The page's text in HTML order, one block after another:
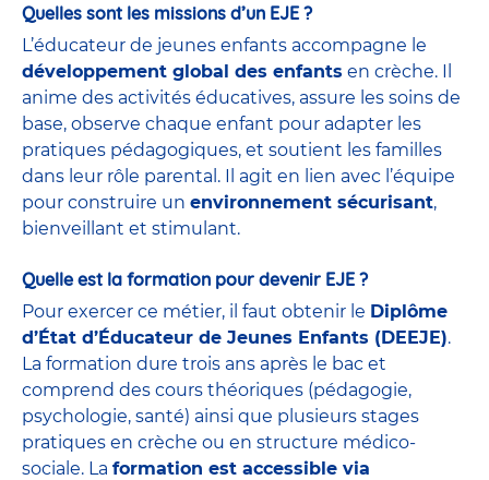
Quelles sont les missions d’un EJE ?
L’éducateur de jeunes enfants accompagne le
développement global des enfants en crèche. Il
anime des activités éducatives, assure les soins de
base, observe chaque enfant pour adapter les
pratiques pédagogiques, et soutient les familles
dans leur rôle parental. Il agit en lien avec l’équipe
pour construire un environnement sécurisant,
bienveillant et stimulant.
Quelle est la formation pour devenir EJE ?
Pour exercer ce métier, il faut obtenir le Diplôme
d’État d’Éducateur de Jeunes Enfants (DEEJE).
La formation dure trois ans après le bac et
comprend des cours théoriques (pédagogie,
psychologie, santé) ainsi que plusieurs stages
pratiques en crèche ou en structure médico-
sociale. La formation est accessible via